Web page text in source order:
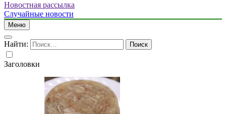
Новостная рассылка
Случайные новости
Меню
Найти:
Заголовки